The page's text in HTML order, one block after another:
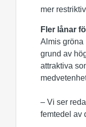
mer
Fler lånar
Almis gröna
grund av
attraktiva
– Vi ser
femtedel av